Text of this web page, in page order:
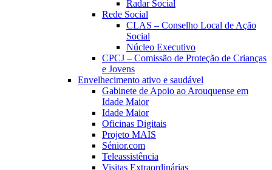
Radar Social
Rede Social
CLAS – Conselho Local de Ação
Social
Núcleo Executivo
CPCJ – Comissão de Proteção de Crianças
e Jovens
Envelhecimento ativo e saudável
Gabinete de Apoio ao Arouquense em
Idade Maior
Idade Maior
Oficinas Digitais
Projeto MAIS
Sénior.com
Teleassistência
Visitas Extraordinárias